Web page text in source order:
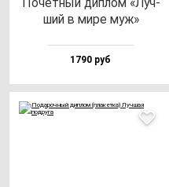
ший в ми­ре муж»
1790 руб